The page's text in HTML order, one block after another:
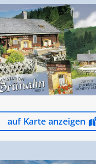
auf Karte anzeigen